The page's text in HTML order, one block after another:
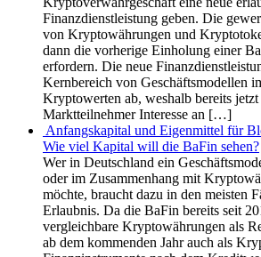
Finanzdienstleistung geben. Die
von Kryptowährungen und
dann die vorherige Einholung einer
erfordern. Die neue
Kernbereich von Geschäftsmodellen
Kryptowerten ab, weshalb bereits
Marktteilnehmer Interesse an […]
Anfangskapital und Eigenmittel für
Wie viel Kapital will die BaFin sehen?
Wer in Deutschland ein
oder im Zusammenhang mit
möchte, braucht dazu in den meisten
Erlaubnis. Da die BaFin bereits seit
vergleichbare Kryptowährungen als
ab dem kommenden Jahr auch als